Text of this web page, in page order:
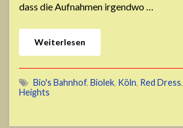
dass die Aufnahmen irgendwo …
Weiterlesen
Bio's Bahnhof, Biolek, Köln, Red Dress,
Heights